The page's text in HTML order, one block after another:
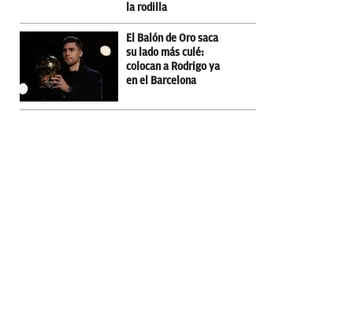
la rodilla
El Balón de Oro saca
su lado más culé:
colocan a Rodrigo ya
en el Barcelona